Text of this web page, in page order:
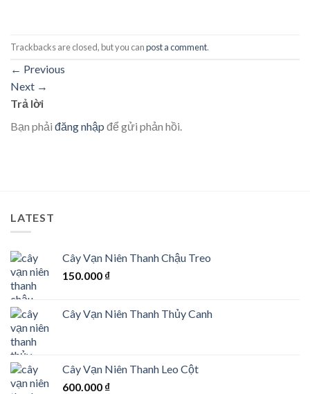
Trackbacks are closed, but you canpost a comment.
← Previous
Next →
Trả lời
Bạn phải đăng nhập để gửi phản hồi.
LATEST
Cây Vạn Niên Thanh Chậu Treo
150.000 ₫
Cây Vạn Niên Thanh Thủy Canh
Cây Vạn Niên Thanh Leo Cột
600.000 ₫